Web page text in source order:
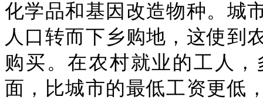
化学品和基因改造物种。城
人口转而下乡购地，这使到
购买。在农村就业的工人
面，比城市的最低工资更低